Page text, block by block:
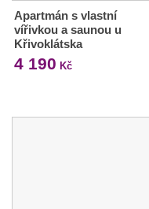
Apartmán s vlastní
vířivkou a saunou u
Křivoklátska
4 190 Kč